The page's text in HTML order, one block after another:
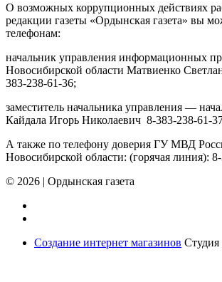
О возможных коррупционных действиях
редакции газеты «Ордынская газета» вы
телефонам:
начальник управления информационных
Новосибирской области Матвиенко
383-238-61-36;
заместитель начальника управления —
Кайдала Игорь Николаевич 8-383-238-61-
А также по телефону доверия ГУ МВД
Новосибирской области: (горячая линия):
© 2026 | Ордынская газета
Создание интернет магазинов